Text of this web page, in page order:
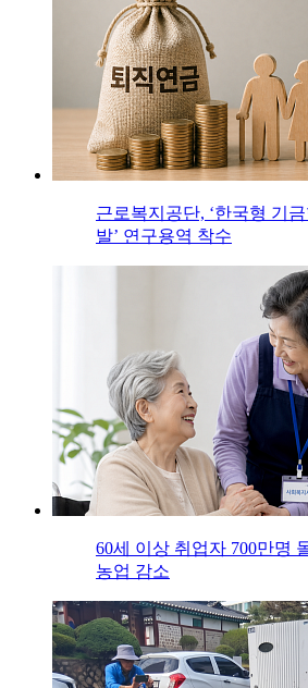
근로복지공단, ‘한국형 기
발’ 연구용역 착수
60세 이상 취업자 700만명
농업 감소